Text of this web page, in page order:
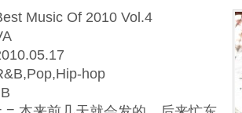
Music Of 2010 Vol.4
hop